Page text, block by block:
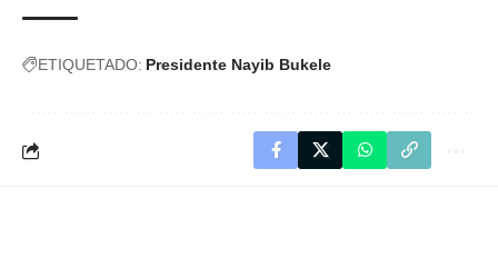
ETIQUETADO: Presidente Nayib Bukele